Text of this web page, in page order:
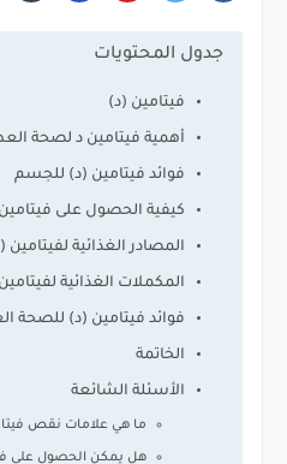
جدول المحتويات
فيتامين (د)
أهمية فيتامين د لصحة
فوائد فيتامين (د) للجسم
كيفية الحصول على
المصادر الغذائية لفيتامين
المكملات الغذائية لفيتامين D
فوائد فيتامين (د) للصحة
الخاتمة
الأسئلة الشائعة
ما هي علامات نقص
هل يمكن الحصول على